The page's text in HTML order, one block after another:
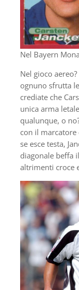
Nel Bayern
Nel gioco
ognuno sfrutta
crediate che
unica arma
qualunque, o
con il
se esce testa,
diagonale beffa
altrimenti croce